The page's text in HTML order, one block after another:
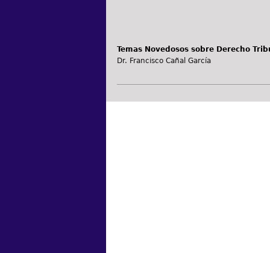
Temas Novedosos sobre Derecho
Dr. Francisco Cañal García